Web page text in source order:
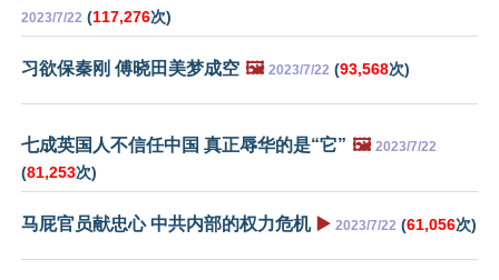
2023/7/22 (117,276次)
习欲保秦刚 傅晓田美梦成空 🖼️ 2023/7/22 (93,568次)
七成英国人不信任中国 真正辱华的是“它” 🖼️ 2023/7/22
(81,253次)
马屁官员献忠心 中共内部的权力危机 ▶️ 2023/7/22 (61,056次)